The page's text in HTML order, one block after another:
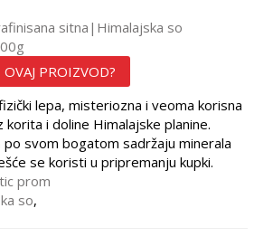
PROIZVOD?
lepa, misteriozna i veoma korisna
korita i doline Himalajske planine.
po svom bogatom sadržaju minerala
se koristi u pripremanju kupki.
prom
so,